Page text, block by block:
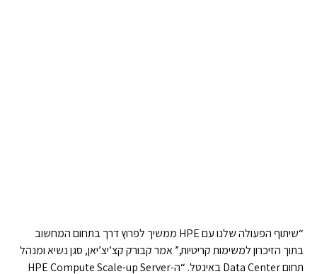
“שיתוף הפעולה שלנו עם HPE ממשיך לפרוץ דרך בתחום המחשוב
בתוך הזיכרון למשימות קריטיות,” אמר קבורק קצ’יצ’יאן, סגן נשיא ומנהל
תחום Data Center באינטל. “ה-HPE Compute Scale-up Server